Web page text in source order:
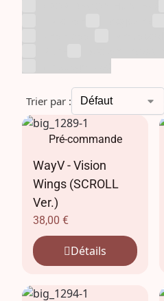
Trier par :
Pré-commande
WayV - Vision
Wings (SCROLL
Ver.)
38,00€
Détails